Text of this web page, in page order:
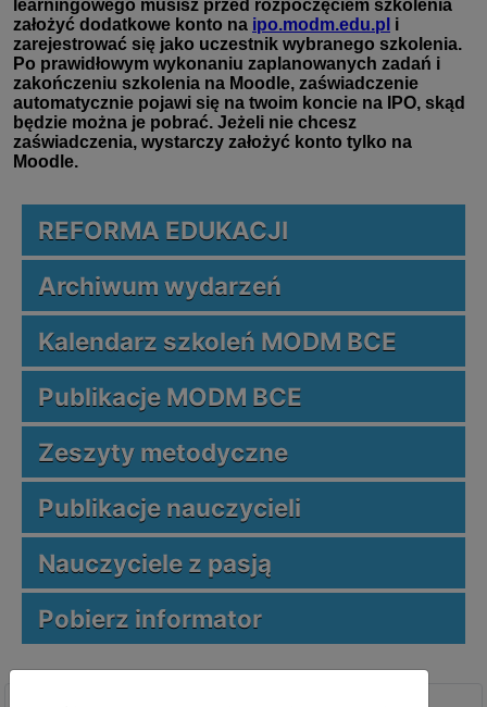
REFORMA EDUKACJI
Archiwum wydarzeń
Kalendarz szkoleń MODM BCE
Publikacje MODM BCE
Zeszyty metodyczne
Publikacje nauczycieli
Nauczyciele z pasją
Pobierz informator